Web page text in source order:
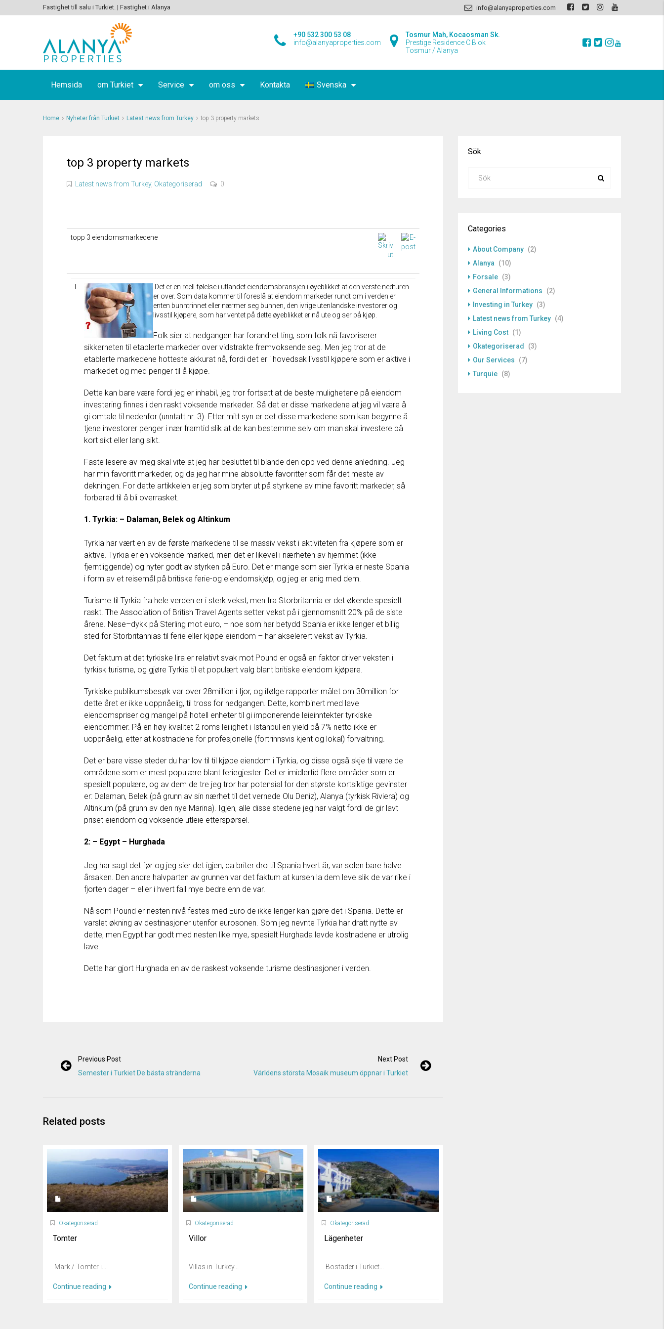
Fastighet till salu i Turkiet. | Fastighet i Alanya info@alanyaproperties.com
Tosmur Mah, Kocaosman Sk.
Prestige Residence C Blok
Tosmur / Alanya
+90 532 300 53 08
info@alanyaproperties.com
Hemsida om Turkiet Service om oss Kontakta Svenska
Home Nyheter från Turkiet Latest news from Turkey top 3 property markets
top 3 property markets
Latest news from Turkey, Okategoriserad 0
topp 3 eiendomsmarkedene
Det er en reell følelse i utlandet eiendomsbransjen i øyeblikket at den verste nedturen
er over. Som data kommertil foreslå at eiendom markeder rundt om i verden er
enten bunntrinnet eller nærmer seg bunnen den ivrige utenlandske investorer og
livsstil kjøpere som harventet på dette øyeblikket er nå ute og ser på kjøp
Folk sier at nedgangen har forandret ting, som folk nå favoriserer
sikkerheten til etablerte markeder over vidstrakte fremvoksende seg. Men jeg tror at de
etablerte markedene hotteste akkurat nå, fordi det er i hovedsak livsstil kjøpere som er aktive i
markedet og med penger til å kjøpe.
Dette kan bare være fordi jeg er inhabil, jeg tror fortsatt at de beste mulighetene på eiendom
investering finnes i den raskt voksende markeder. Så det er disse markedene at jeg vil være å
gi omtale til nedenfor (unntatt nr. 3). Etter mitt syn er det disse markedene som kan begynne å
tjene investorer penger i nær framtid slik at de kan bestemme selv om man skal investere på
kort sikt eller lang sikt.
Faste lesere av meg skal vite at jeg har besluttet til blande den opp ved denne anledning. Jeg
har min favoritt markeder, og da jeg har mine absolutte favoritter som får det meste av
dekningen. For dette artikkelen er jeg som bryter ut på styrkene av mine favoritt markeder, så
forbered til å bli overrasket.
1. Tyrkia: – Dalaman, Belek og Altinkum
Tyrkia har vært en av de første markedene til se massiv vekst i aktiviteten fra kjøpere som er
aktive. Tyrkia er en voksende marked, men det er likevel i nærheten av hjemmet (ikke
fjerntliggende) og nyter godt av styrken på Euro. Det er mange som sier Tyrkia er neste Spania
i form av et reisemål på britiske ferie-og eiendomskjøp, og jeg er enig med dem.
Turisme til Tyrkia fra hele verden er i sterk vekst, men fra Storbritannia er det økende spesielt
raskt. The Association of British Travel Agents setter vekst på i gjennomsnitt 20% på de siste
årene. Nese–dykk på Sterling mot euro, – noe som har betydd Spania er ikke lenger et billig
sted for Storbritannias til ferie eller kjøpe eiendom – har akselerert vekst av Tyrkia.
Det faktum at det tyrkiske lira er relativt svak mot Pound er også en faktor driver veksten i
tyrkisk turisme, og gjøre Tyrkia til et populært valg blant britiske eiendom kjøpere.
Tyrkiske publikumsbesøk var over 28million i fjor, og ifølge rapporter målet om 30million for
dette året er ikke uoppnåelig, til tross for nedgangen. Dette, kombinert med lave
eiendomspriser og mangel på hotell enheter til gi imponerende leieinntekter tyrkiske
eiendommer. På en høy kvalitet 2 roms leilighet i Istanbul en yield på 7% netto ikke er
uoppnåelig, etter at kostnadene for profesjonelle (fortrinnsvis kjent og lokal) forvaltning.
Det er bare visse steder du har lov til til kjøpe eiendom i Tyrkia, og disse også skje til være de
områdene som er mest populære blant feriegjester. Det er imidlertid flere områder som er
spesielt populære, og av dem de tre jeg tror har potensial for den største kortsiktige gevinster
er: Dalaman, Belek (på grunn av sin nærhet til det vernede Olu Deniz), Alanya (tyrkisk Riviera) og
Altinkum (på grunn av den nye Marina). Igjen, alle disse stedene jeg har valgt fordi de gir lavt
priset eiendom og voksende utleie etterspørsel.
2: – Egypt – Hurghada
Jeg har sagt det før og jeg sier det igjen, da briter dro til Spania hvert år, var solen bare halve
årsaken. Den andre halvparten av grunnen var det faktum at kursen la dem leve slik de var rike i
fjorten dager – eller i hvert fall mye bedre enn de var.
Nå som Pound er nesten nivå festes med Euro de ikke lenger kan gjøre det i Spania. Dette er
varslet økning av destinasjoner utenfor eurosonen. Som jeg nevnte Tyrkia har dratt nytte av
dette, men Egypt har godt med nesten like mye, spesielt Hurghada levde kostnadene er utrolig
lave.
Dette har gjort Hurghada en av de raskest voksende turisme destinasjoner i verden.
Previous Post
Semester i Turkiet De bästa stränderna
Next Post
Världens största Mosaik museum öppnar i Turkiet
Related posts
Okategoriserad
Tomter
Mark / Tomter i...
Continue reading
Okategoriserad
Villor
Villas in Turkey...
Continue reading
Okategoriserad
Lägenheter
Bostäder i Turkiet...
Continue reading
Sök
Categories
About Company (2)
Alanya
(10)
Forsale (3)
General Informations
(2)
Investing in Turkey (3)
Latest news from Turkey (4)
Living Cost (1)
Okategoriserad
(3)
Our Services
(7)
Turquie (8)